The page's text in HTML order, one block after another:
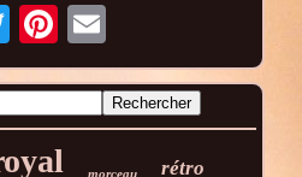
morceau rétro